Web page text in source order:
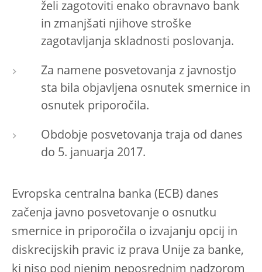
želi zagotoviti enako obravnavo bank
in zmanjšati njihove stroške
zagotavljanja skladnosti poslovanja.
Za namene posvetovanja z javnostjo
sta bila objavljena osnutek smernice in
osnutek priporočila.
Obdobje posvetovanja traja od danes
do 5. januarja 2017.
Evropska centralna banka (ECB) danes
začenja javno posvetovanje o osnutku
smernice in priporočila o izvajanju opcij in
diskrecijskih pravic iz prava Unije za banke,
ki niso pod njenim neposrednim nadzorom